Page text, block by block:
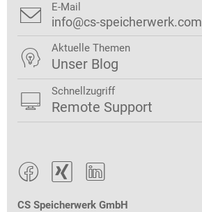
  
CS Speicherwerk GmbH
 E-Mail
info@cs-speicherwerk.com
 Aktuelle Themen
Unser Blog
 Schnellzugriff
Remote Support